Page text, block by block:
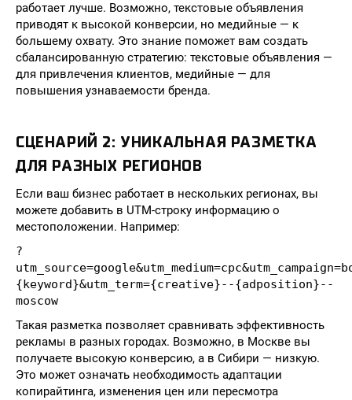
работает лучше. Возможно, текстовые объявления
приводят к высокой конверсии, но медийные — к
большему охвату. Это знание поможет вам создать
сбалансированную стратегию: текстовые объявления —
для привлечения клиентов, медийные — для
повышения узнаваемости бренда.
СЦЕНАРИЙ 2: УНИКАЛЬНАЯ РАЗМЕТКА
ДЛЯ РАЗНЫХ РЕГИОНОВ
Если ваш бизнес работает в нескольких регионах, вы
можете добавить в UTM-строку информацию о
местоположении. Например:
?
{keyword}&utm_term={creative}--{adposition}--
moscow
Такая разметка позволяет сравнивать эффективность
рекламы в разных городах. Возможно, в Москве вы
получаете высокую конверсию, а в Сибири — низкую.
Это может означать необходимость адаптации
копирайтинга, изменения цен или пересмотра